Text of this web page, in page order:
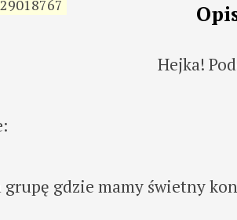
29018767
Hejka!
gdzie mamy świetny